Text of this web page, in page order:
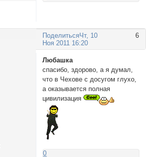
Поделиться 6
Чт, 10
Ноя 2011 16:20
Любашка
спасибо, здорово, а я думал,
что в Чехове с досугом глухо,
а оказывается полная
цивилизация
0